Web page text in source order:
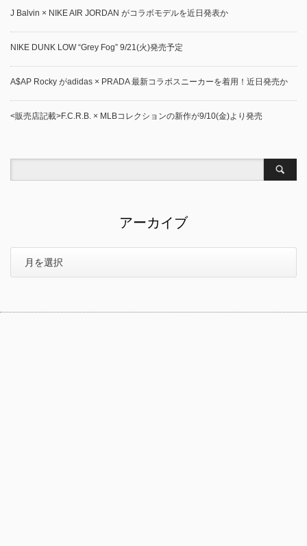
J Balvin × NIKE AIR JORDAN がコラボモデルを近日発表か
NIKE DUNK LOW “Grey Fog” 9/21(火)発売予定
A$AP Rocky がadidas × PRADA 最新コラボスニーカーを着用！近日発売か
<販売店記載>F.C.R.B. × MLBコレクションの新作が9/10(金)より発売
アーカイブ